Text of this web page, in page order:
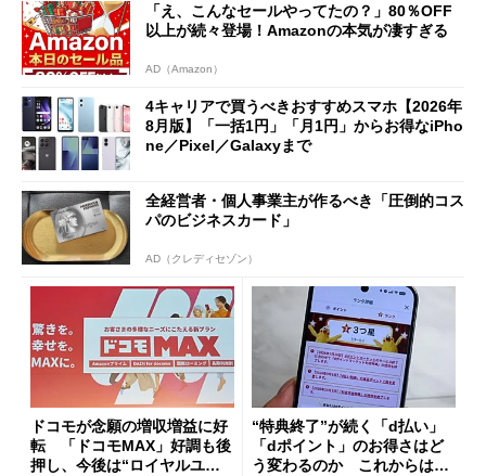
も
「え、こんなセールやってたの？」80％OFF
以上が続々登場！Amazonの本気が凄すぎる
AD（Amazon）
4キャリアで買うべきおすすめスマホ【2026年
8月版】「一括1円」「月1円」からお得なiPho
ne／Pixel／Galaxyまで
全経営者・個人事業主が作るべき「圧倒的コス
パのビジネスカード」
AD（クレディセゾン）
ドコモが念願の増収増益に好
転 「ドコモMAX」好調も後
押し、今後は“ロイヤルユー
“特典終了”が続く「d払い」
「dポイント」のお得さはど
う変わるのか これからは